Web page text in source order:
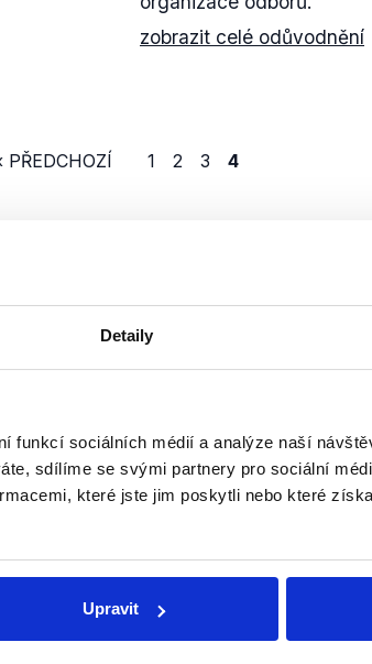
Detaily
funkcí sociálních médií a analýze naší
sdílíme se svými partnery pro sociální
které jste jim poskytli nebo které
Upravit
zobrazit celé odůvodnění
PŘEDCHOZÍ 1 2 3 4
shrnutí
odebírat, a
se
z